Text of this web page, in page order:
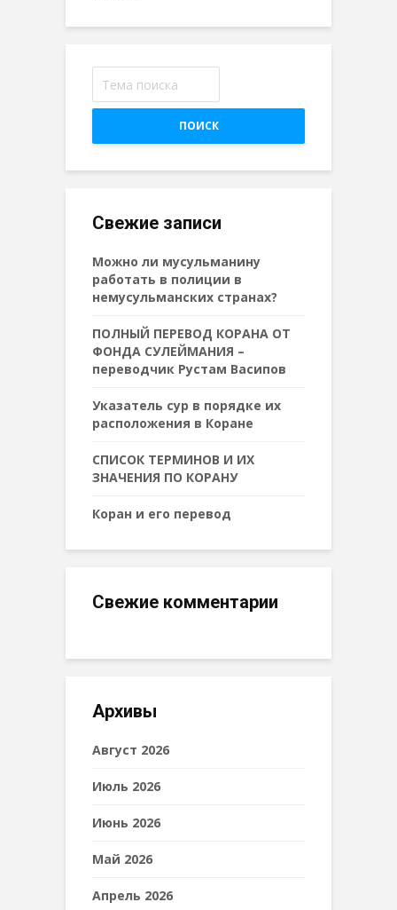
ПОИСК
Свежие записи
Можно ли мусульманину
работать в полиции в
немусульманских странах?
ПОЛНЫЙ ПЕРЕВОД КОРАНА ОТ
ФОНДА СУЛЕЙМАНИЯ –
переводчик Рустам Васипов
Указатель сур в порядке их
расположения в Коране
СПИСОК ТЕРМИНОВ И ИХ
ЗНАЧЕНИЯ ПО КОРАНУ
Коран и его перевод
Свежие комментарии
Архивы
Август 2026
Июль 2026
Июнь 2026
Май 2026
Апрель 2026